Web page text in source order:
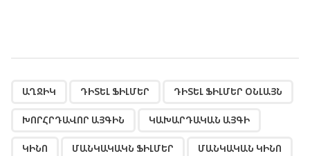
ԱՂՋԻԿ ԴԻՏԵԼ ՖԻԼՄԵՐ ԴԻՏԵԼ ՖԻԼՄԵՐ ՕՆԼԱՅՆ
ԽՈՐՀՐԴԱՎՈՐ ԱՅԳԻՆ ԿԱԽԱՐԴԱԿԱՆ ԱՅԳԻ
ԿԻՆՈ ՄԱՆԿԱԿԱԿՆ ՖԻԼՄԵՐ ՄԱՆԿԱԿԱՆ ԿԻՆՈ